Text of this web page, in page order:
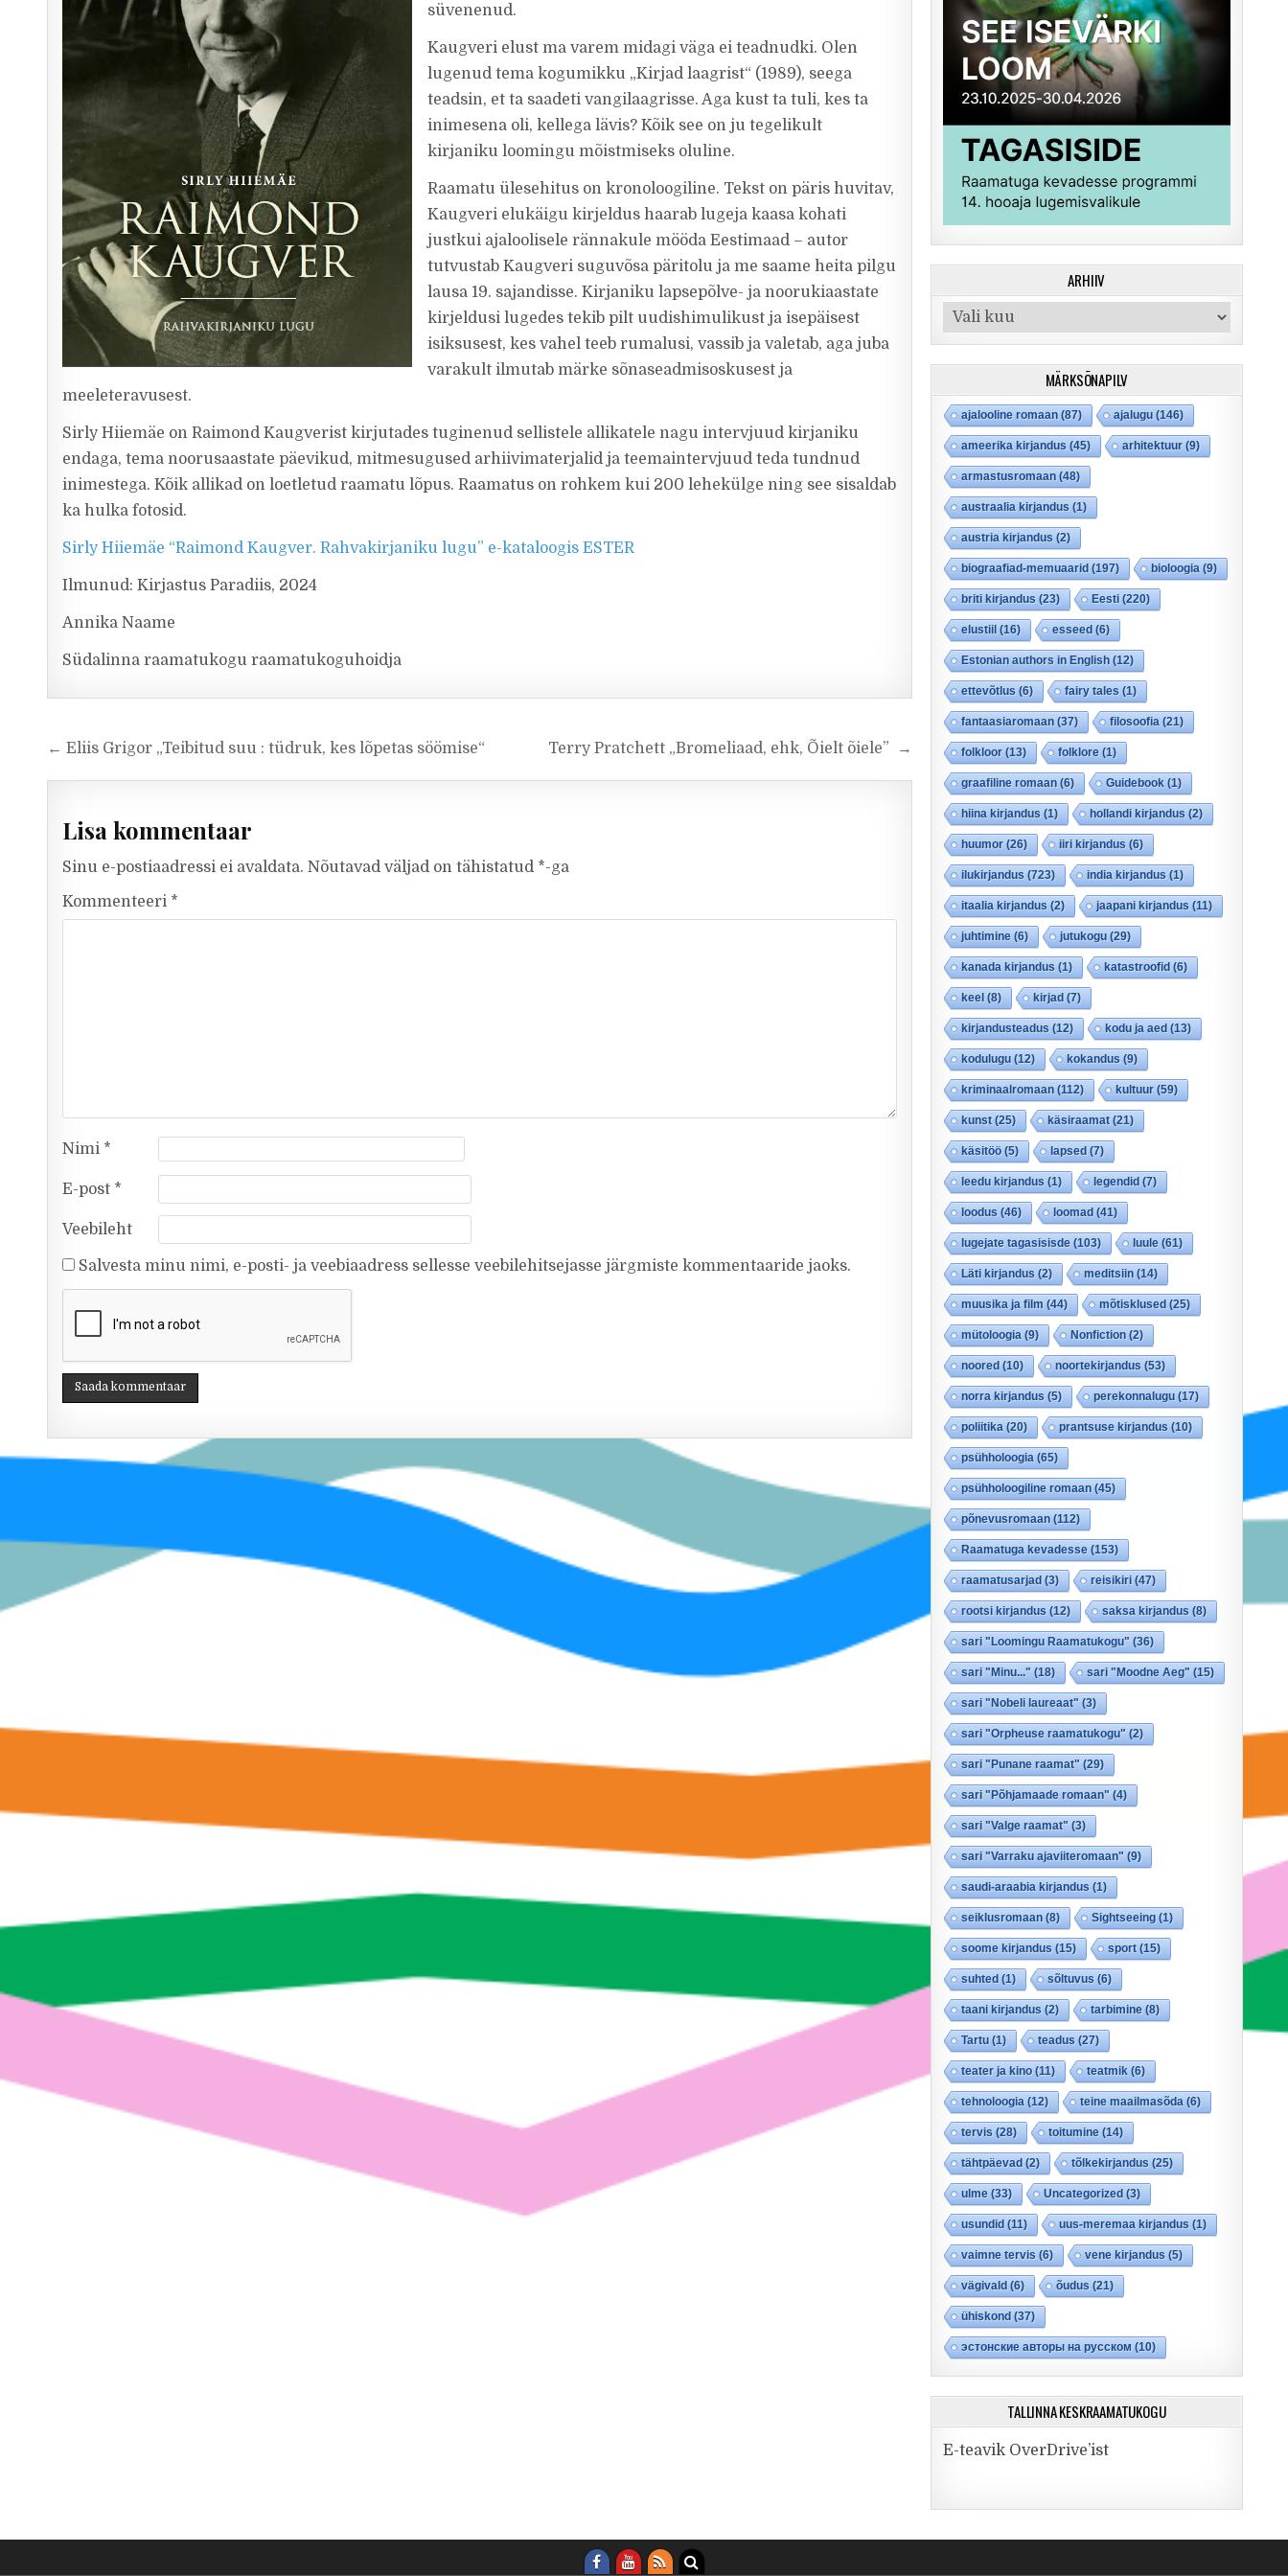
süvenenud.
Kaugveri elust ma varem midagi väga ei teadnudki. Olen
lugenud tema kogumikku „Kirjad laagrist“ (1989), seega
teadsin, et ta saadeti vangilaagrisse. Aga kust ta tuli, kes ta
inimesena oli, kellega lävis? Kõik see on ju tegelikult
kirjaniku loomingu mõistmiseks oluline.
Raamatu ülesehitus on kronoloogiline. Tekst on päris huvitav,
Kaugveri elukäigu kirjeldus haarab lugeja kaasa kohati
justkui ajaloolisele rännakule mööda Eestimaad – autor
tutvustab Kaugveri suguvõsa päritolu ja me saame heita pilgu
lausa 19. sajandisse. Kirjaniku lapsepõlve- ja noorukiaastate
kirjeldusi lugedes tekib pilt uudishimulikust ja isepäisest
isiksusest, kes vahel teeb rumalusi, vassib ja valetab, aga juba
varakult ilmutab märke sõnaseadmisoskusest ja
meeleteravusest.
Sirly Hiiemäe on Raimond Kaugverist kirjutades tuginenud sellistele allikatele nagu intervjuud kirjaniku
endaga, tema noorusaastate päevikud, mitmesugused arhiivimaterjalid ja teemaintervjuud teda tundnud
inimestega. Kõik allikad on loetletud raamatu lõpus. Raamatus on rohkem kui 200 lehekülge ning see sisaldab
ka hulka fotosid.
Sirly Hiiemäe “Raimond Kaugver. Rahvakirjaniku lugu” e-kataloogis ESTER
Ilmunud: Kirjastus Paradiis, 2024
Annika Naame
Südalinna raamatukogu raamatukoguhoidja
Navigeerimine
← Eliis Grigor „Teibitud suu : tüdruk, kes lõpetas söömise“ Terry Pratchett „Bromeliaad, ehk, Õielt õiele” →
Lisa kommentaar
Sinu e-postiaadressi ei avaldata. Nõutavad väljad on tähistatud *-ga
Kommenteeri *
Nimi *
E-post *
Veebileht
Salvesta minu nimi, e-posti- ja veebiaadress sellesse veebilehitsejasse järgmiste kommentaaride jaoks.
ARHIIV
Arhiiv
MÄRKSÕNAPILV
ajalooline romaan(87) ajalugu(146)
ameerika kirjandus(45) arhitektuur(9)
armastusromaan(48)
austraalia kirjandus(1)
austria kirjandus(2)
biograafiad-memuaarid(197) bioloogia (9)
briti kirjandus(23) Eesti(220)
elustiil(16) esseed(6)
Estonian authors in English(12)
ettevõtlus(6) fairy tales(1)
fantaasiaromaan(37) filosoofia (21)
folkloor(13) folklore(1)
graafiline romaan(6) Guidebook(1)
hiina kirjandus(1) hollandi kirjandus(2)
huumor(26) iiri kirjandus(6)
ilukirjandus(723) india kirjandus(1)
itaalia kirjandus(2) jaapani kirjandus(11)
juhtimine(6) jutukogu(29)
kanada kirjandus(1) katastroofid(6)
keel(8) kirjad(7)
kirjandusteadus(12) kodu ja aed(13)
kodulugu(12) kokandus(9)
kriminaalromaan(112) kultuur(59)
kunst(25) käsiraamat(21)
käsitöö(5) lapsed(7)
leedu kirjandus(1) legendid(7)
loodus(46) loomad(41)
lugejate tagasisisde(103) luule(61)
Läti kirjandus(2) meditsiin(14)
muusika ja film (44) mõtisklused(25)
mütoloogia (9) Nonfiction(2)
noored(10) noortekirjandus(53)
norra kirjandus(5) perekonnalugu(17)
poliitika (20) prantsuse kirjandus(10)
psühholoogia (65)
psühholoogiline romaan(45)
põnevusromaan(112)
Raamatuga kevadesse(153)
raamatusarjad(3) reisikiri(47)
rootsi kirjandus(12) saksa kirjandus(8)
sari "Loomingu Raamatukogu"(36)
sari "Minu..."(18) sari "Moodne Aeg"(15)
sari "Nobeli laureaat"(3)
sari "Orpheuse raamatukogu"(2)
sari "Punane raamat"(29)
sari "Põhjamaade romaan"(4)
sari "Valge raamat"(3)
sari "Varraku ajaviiteromaan"(9)
saudi-araabia kirjandus(1)
seiklusromaan(8) Sightseeing(1)
soome kirjandus(15) sport(15)
suhted(1) sõltuvus(6)
taani kirjandus(2) tarbimine(8)
Tartu(1) teadus(27)
teater ja kino(11) teatmik(6)
tehnoloogia (12) teine maailmasõda (6)
tervis(28) toitumine(14)
tähtpäevad(2) tõlkekirjandus(25)
ulme(33) Uncategorized(3)
usundid(11) uus-meremaa kirjandus(1)
vaimne tervis(6) vene kirjandus(5)
vägivald(6) õudus(21)
ühiskond(37)
эстонские авторы на русском(10)
TALLINNA KESKRAAMATUKOGU
E-teavik OverDrive’ist